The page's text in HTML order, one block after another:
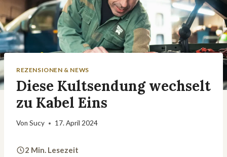
REZENSIONEN & NEWS
Diese Kultsendung wechselt
zu Kabel Eins
Von Sucy 17. April 2024
2 Min. Lesezeit